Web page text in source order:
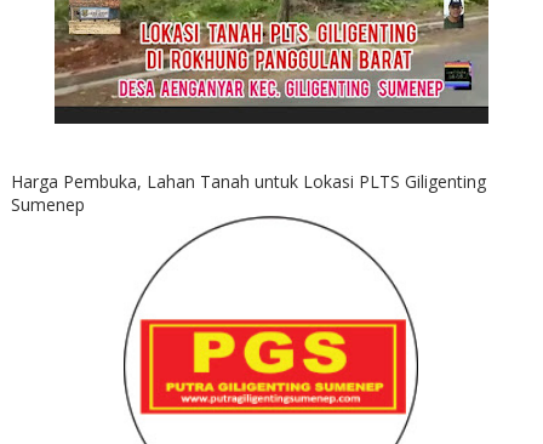
Harga Pembuka, Lahan Tanah untuk Lokasi PLTS Giligenting
Sumenep